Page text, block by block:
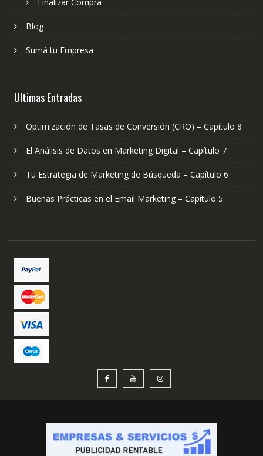
Blog
Sumá tu Empresa
Ultimas Entradas
Optimización de Tasas de Conversión (CRO) – Capítulo 8
El Análisis de Datos en Marketing Digital – Capítulo 7
Tu Estrategia de Marketing de Búsqueda – Capítulo 6
Buenas Prácticas en el Email Marketing – Capítulo 5